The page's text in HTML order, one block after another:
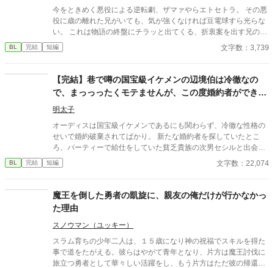
トからの婚約の申し入れだった──
今をときめく悪役による逆転劇、ザマァやらエトセトラ。 その悪
役に歳の離れた兄がいても、気が強くなければ豆電球すら光らな
い。 これは物語の終盤にチラッと出てくる、折衷案を出す兄の話
である。
BL 完結 短編 文字数：3,739
【完結】巷で噂の国宝級イケメンの辺境伯は冷徹なの
で、まっっったくモテませんが、この度婚約者ができま
した。
明太子
オーディスは国宝級イケメンであるにも関わらず、冷徹な性格の
せいで婚約破棄されてばかり。 新たな婚約者を探していたとこ
ろ、パーティーで給仕をしていた貧乏貴族の次男セシルと出会
い、一目惚れしてしまう。 しかし、恋愛偏差値がほぼ０のオーデ
ィスのアプローチは空回りするわ、前婚約者のフランチェスカの
徹だったはずなのに溺愛まっしぐらのオーディスと元気だけどお
っちょこちょいなセシルのドタバタラブコメです。
BL 完結 短編 文字数：22,074
魔王を倒した勇者の凱旋に、親友の俺だけが行かなかっ
た理由
スノウマン（ユッキー）
スラム育ちの少年二人は、１５歳になり神の祝福でスキルを得た
事で道をたがえる。彼らはやがて青年となり、片方は魔王討伐に
旅立つ勇者として華々しい活躍をし、もう片方はただ彼の帰還を